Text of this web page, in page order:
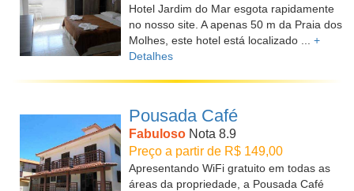
Hotel Jardim do Mar esgota rapidamente
no nosso site. A apenas 50 m da Praia dos
Molhes, este hotel está localizado ... +
Detalhes
Pousada Café
Fabuloso Nota 8.9
Preço a partir de R$ 149,00
Apresentando WiFi gratuito em todas as
áreas da propriedade, a Pousada Café